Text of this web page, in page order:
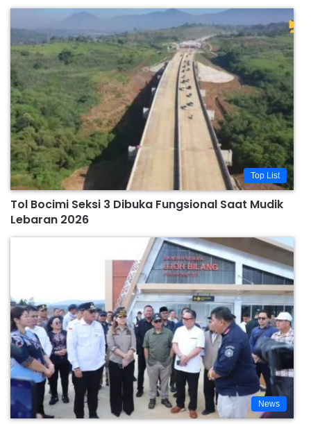
Top List
Tol Bocimi Seksi 3 Dibuka Fungsional Saat Mudik
Lebaran 2026
News